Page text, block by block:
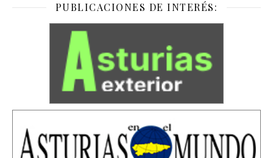
PUBLICACIONES DE INTERÉS: